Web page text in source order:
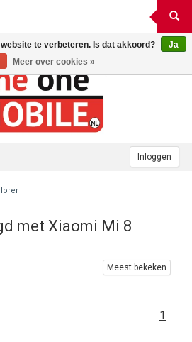
Inloggen
met Xiaomi Mi 8
Meest bekeken
1
te verbeteren. Is dat akkoord?
Ja
Meer over cookies »